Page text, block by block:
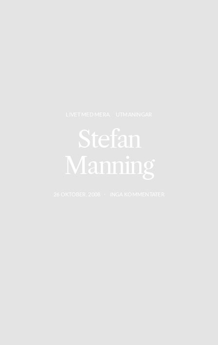
LIVET MED MERA UTMANINGAR
Stefan
Manning
26 OKTOBER, 2008 INGA KOMMENTATER